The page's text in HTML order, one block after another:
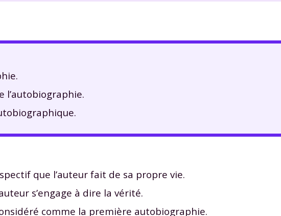
l’autobiographie.
que l’auteur fait de sa propre vie.
s’engage à dire la vérité.
comme la première autobiographie.